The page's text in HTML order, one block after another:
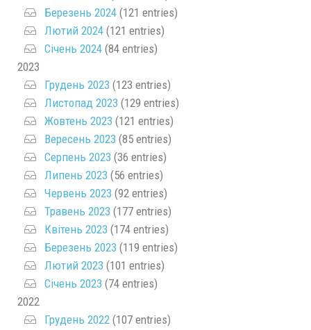
Березень 2024 (121 entries)
Лютий 2024 (121 entries)
Січень 2024 (84 entries)
2023
Грудень 2023 (123 entries)
Листопад 2023 (129 entries)
Жовтень 2023 (121 entries)
Вересень 2023 (85 entries)
Серпень 2023 (36 entries)
Липень 2023 (56 entries)
Червень 2023 (92 entries)
Травень 2023 (177 entries)
Квітень 2023 (174 entries)
Березень 2023 (119 entries)
Лютий 2023 (101 entries)
Січень 2023 (74 entries)
2022
Грудень 2022 (107 entries)